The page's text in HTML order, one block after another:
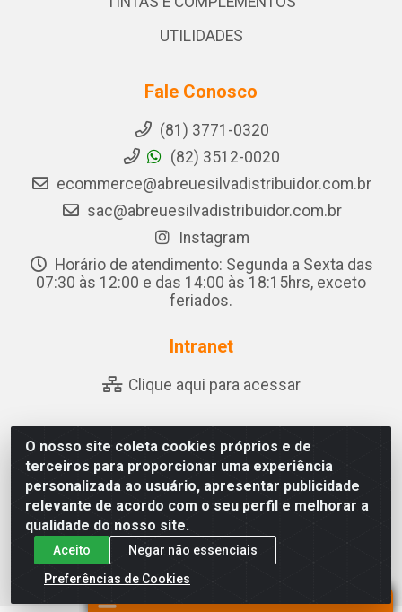
O nosso site coleta cookies próprios e de
terceiros para proporcionar uma experiência
personalizada ao usuário, apresentar publicidade
relevante de acordo com o seu perfil e melhorar a
qualidade do nosso site.
Aceito
Negar não essenciais
Preferências de Cookies
UTILIDADES
Fale Conosco
(81) 3771-0320
(82) 3512-0020
ecommerce@abreuesilvadistribuidor.com.br
sac@abreuesilvadistribuidor.com.br
Instagram
Horário de atendimento: Segunda a Sexta das
07:30 às 12:00 e das 14:00 às 18:15hrs, exceto
feriados.
Intranet
Clique aqui para acessar
Abreu & Silva - Rua Padre Jose de Souza Leite, 265 -
Ariado, Olho D'Água das Flores/AL - CEP 57.442-000 -
CNPJ 04.790.656/0001-06